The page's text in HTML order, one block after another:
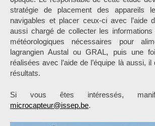
stratégie de placement des appareils
navigables et placer ceux-ci avec l’aide
aussi chargé de collecter les informations
météorologiques nécessaires pour
lagrangien Austal ou GRAL, puis une
réalisées avec l’aide de l’équipe là aussi,
résultats.
Si vous êtes intéressés,
microcapteur@issep.be.